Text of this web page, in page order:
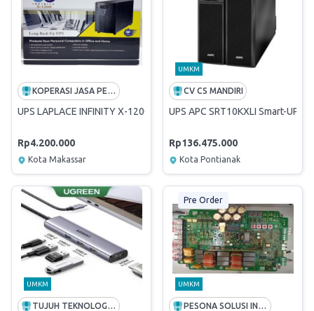
KOPERASI JASA PEMANDU LALU LINTAS PENERBANGAN MKS
UPS LAPLACE INFINITY X-1200 VA Long Backup External Battery
Rp4.200.000
Kota Makassar
UMKM
CV CS MANDIRI
UPS APC SRT10KXLI Smart-
Rp136.475.000
Kota Pontianak
UMKM
TUJUH TEKNOLOGI DIGITAL
Pre Order
UMKM
PESONA SOLUSI INDONESIA